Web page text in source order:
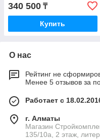
E77748-VS
340 500 ₸
Купить
О нас
Рейтинг не
Менее 5 отзывов за
Работает с
г. Алматы
Магазин
135/10а, 2 этаж,